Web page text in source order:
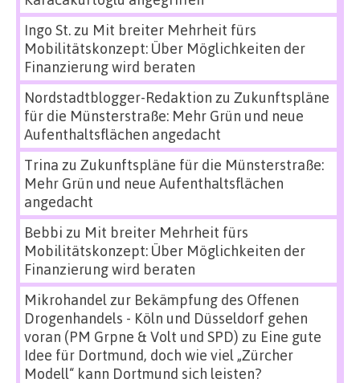
Ingo St.zu Mit breiter Mehrheit fürs
Mobilitätskonzept: Über Möglichkeiten der
Finanzierung wird beraten
Nordstadtblogger-Redaktion zu Zukunftspläne
für die Münsterstraße: Mehr Grün und neue
Aufenthaltsflächen angedacht
Trina zu Zukunftspläne für die Münsterstraße:
Mehr Grün und neue Aufenthaltsflächen
angedacht
Bebbi zu Mit breiter Mehrheit fürs
Mobilitätskonzept: Über Möglichkeiten der
Finanzierung wird beraten
Mikrohandel zur Bekämpfung des Offenen
Drogenhandels - Köln und Düsseldorf gehen
voran (PM Grpne & Volt und SPD) zu Eine gute
Idee für Dortmund, doch wie viel „Zürcher
Modell“ kann Dortmund sich leisten?